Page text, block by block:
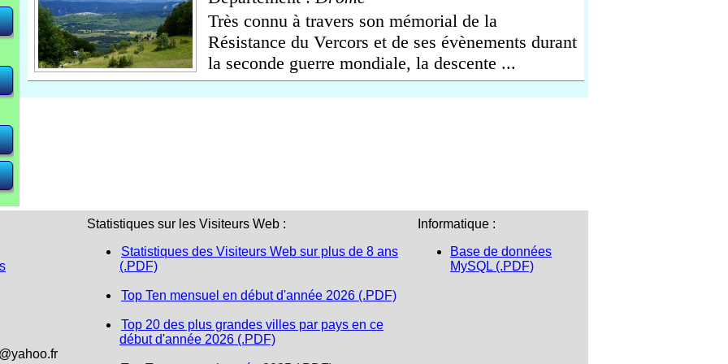
Très connu à travers son mémorial de la
Résistance du Vercors et de ses évènements durant
la seconde guerre mondiale, la descente ...
Statistiques sur les Visiteurs Web :
Statistiques des Visiteurs Web sur plus de 8 ans
(.PDF)
Top Ten mensuel en début d'année 2026 (.PDF)
Top 20 des plus grandes villes par pays en ce
début d'année 2026 (.PDF)
Informatique :
Base de données
MySQL (.PDF)